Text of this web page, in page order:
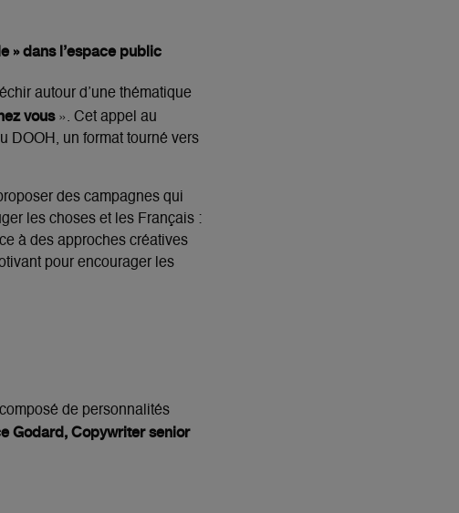
» dans l’espace public
autour d’une thématique
vous». Cet appel au
DOOH, un format tourné vers
des campagnes qui
les choses et les Français :
à des approches créatives
pour encourager les
composé de personnalités
Godard, Copywriter senior